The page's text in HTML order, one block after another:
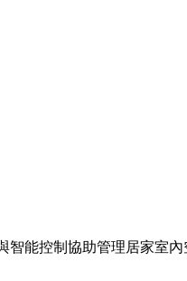
能控制協助管理居家室內